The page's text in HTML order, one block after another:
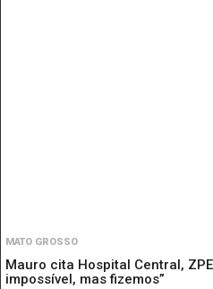
MATO GROSSO
Mauro cita Hospital Central,
impossível, mas fizemos”